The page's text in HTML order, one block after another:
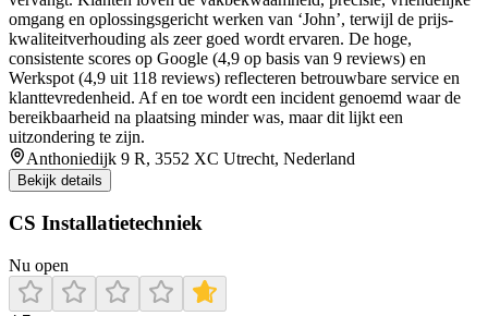
omgang en oplossingsgericht werken van ‘John’, terwijl de prijs-
kwaliteitverhouding als zeer goed wordt ervaren. De hoge,
consistente scores op Google (4,9 op basis van 9 reviews) en
Werkspot (4,9 uit 118 reviews) reflecteren betrouwbare service en
klanttevredenheid. Af en toe wordt een incident genoemd waar de
bereikbaarheid na plaatsing minder was, maar dit lijkt een
uitzondering te zijn.
Anthoniedijk 9 R, 3552 XC Utrecht, Nederland
Bekijk details
CS Installatietechniek
Nu open